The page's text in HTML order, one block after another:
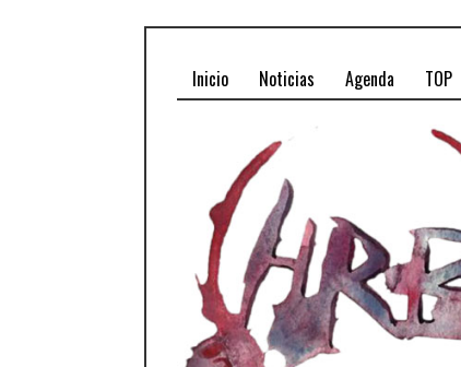
Inicio Noticias Agenda TOP